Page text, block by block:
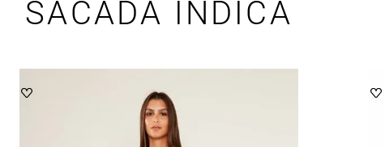
SACADA INDICA